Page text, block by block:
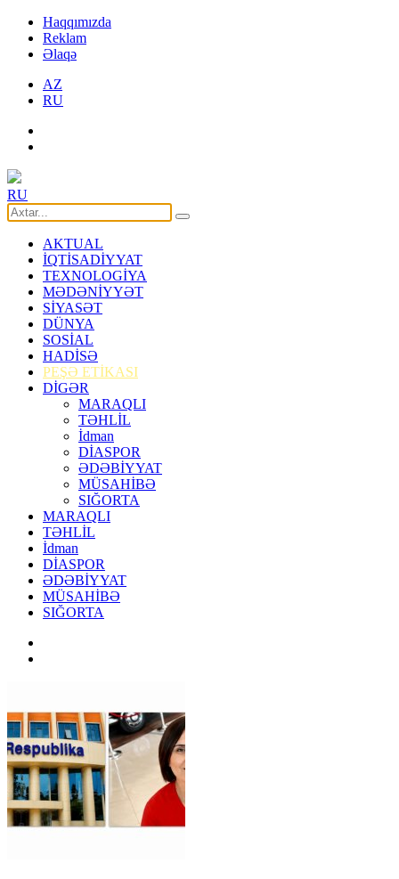
Haqqımızda
Reklam
Əlaqə
AZ
RU
RU
AKTUAL
İQTİSADİYYAT
TEXNOLOGİYA
MƏDƏNİYYƏT
SİYASƏT
DÜNYA
SOSİAL
HADİSƏ
PEŞƏ ETİKASI
DİGƏR
MARAQLI
TƏHLİL
İdman
DİASPOR
ƏDƏBİYYAT
MÜSAHİBƏ
SIĞORTA
MARAQLI
TƏHLİL
İdman
DİASPOR
ƏDƏBİYYAT
MÜSAHİBƏ
SIĞORTA